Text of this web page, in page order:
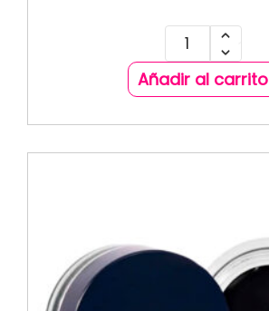
Añadir al carrito